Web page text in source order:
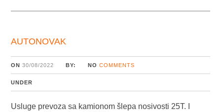
AUTONOVAK
ON 30/08/2022 BY: NO COMMENTS
UNDER
Usluge prevoza sa kamionom šlepa nosivosti 25T. I